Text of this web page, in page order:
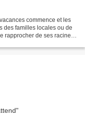
commence et les
des familles locales ou de
rapprocher de ses racines